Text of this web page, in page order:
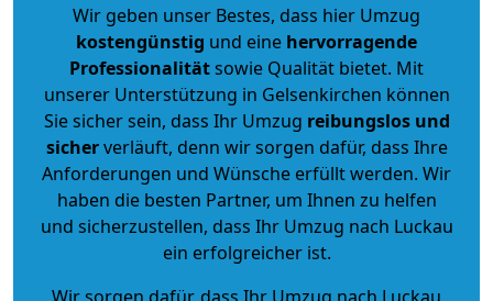
Wir geben unser Bestes, dass hier Umzug
kostengünstig und eine hervorragende
Professionalitätsowie Qualität bietet. Mit
unserer Unterstützung in Gelsenkirchen können
Sie sicher sein, dass Ihr Umzug reibungslos und
sicherverläuft, denn wir sorgen dafür, dass Ihre
Anforderungen und Wünsche erfüllt werden. Wir
haben die besten Partner, um Ihnen zu helfen
und sicherzustellen, dass Ihr Umzug nach Luckau
ein erfolgreicher ist.
Wir sorgen dafür, dass Ihr Umzug nach Luckau